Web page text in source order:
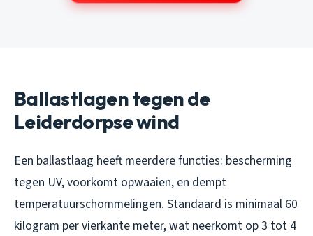
Ballastlagen tegen de
Leiderdorpse wind
Een ballastlaag heeft meerdere functies: bescherming
tegen UV, voorkomt opwaaien, en dempt
temperatuurschommelingen. Standaard is minimaal 60
kilogram per vierkante meter, wat neerkomt op 3 tot 4